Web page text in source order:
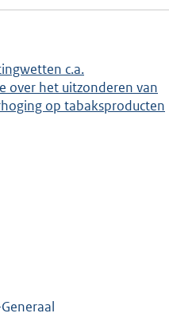
c.a.
over het uitzonderen van
op tabaksproducten